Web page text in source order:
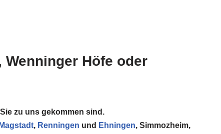
Höfe oder
zu uns gekommen sind.
Magstadt, Renningen und Ehningen, Simmozheim,